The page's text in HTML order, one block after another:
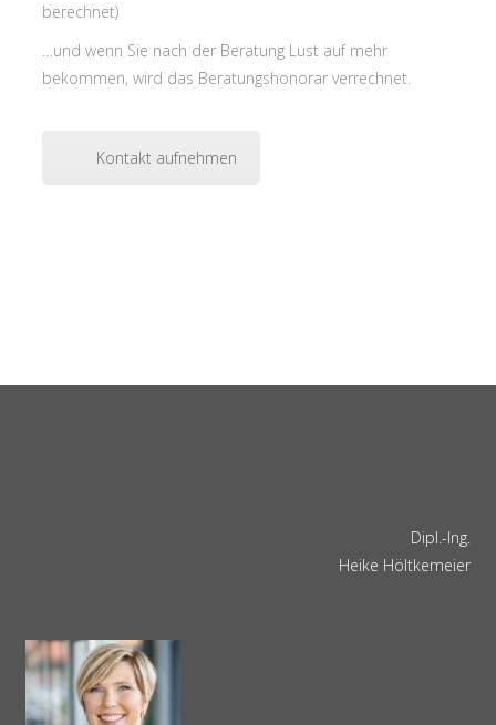
berechnet)
…und wenn Sie nach der Beratung Lust auf mehr
bekommen, wird das Beratungshonorar verrechnet.
Kontakt aufnehmen
Dipl.-Ing.
Heike Höltkemeier